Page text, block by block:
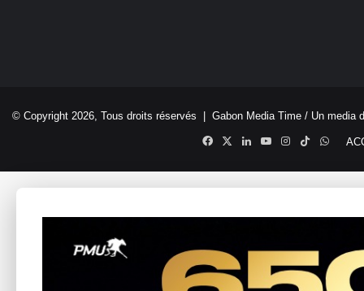
© Copyright 2026, Tous droits réservés | Gabon Media Time / Un media
Facebook
X LinkedinYouTubeInstagram
TikTok